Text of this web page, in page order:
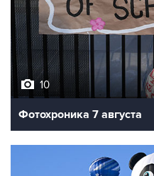
10
Фотохроника 7 августа